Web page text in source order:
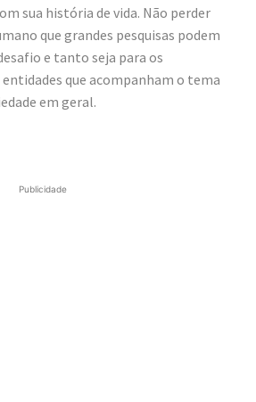
sua história de vida. Não perder
que grandes pesquisas podem
e tanto seja para os
que acompanham o tema
em geral.
Publicidade